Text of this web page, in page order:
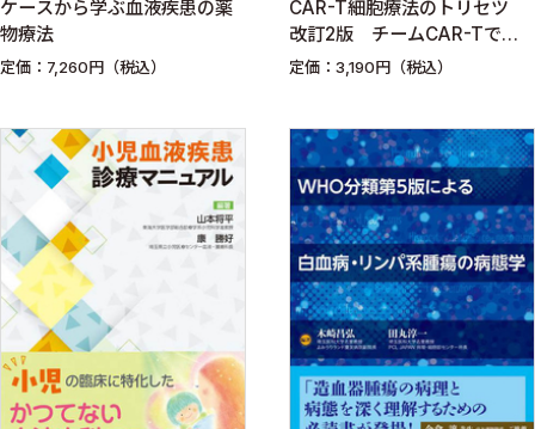
ケースから学ぶ血液疾患の薬
物療法
定価：7,260円（税込）
CAR-T細胞療法のトリセツ
改訂2版 チームCAR-Tでの
取り組み 細胞療法運用学入門
定価：3,190円（税込）